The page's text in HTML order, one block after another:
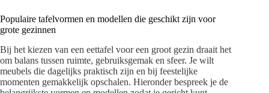
Populaire tafelvormen en modellen die geschikt zijn voor
grote gezinnen
Bij het kiezen van een eettafel voor een groot gezin draait het
om balans tussen ruimte, gebruiksgemak en sfeer. Je wilt
meubels die dagelijks praktisch zijn en bij feestelijke
momenten gemakkelijk opschalen. Hieronder bespreek je de